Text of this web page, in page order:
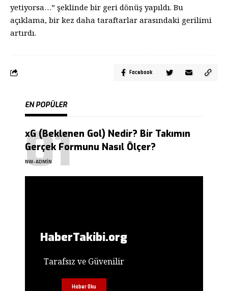
yetiyorsa…” şeklinde bir geri dönüş yapıldı. Bu
açıklama, bir kez daha taraftarlar arasındaki gerilimi
artırdı.
Facebook
EN POPÜLER
xG (Beklenen Gol) Nedir? Bir Takımın
Gerçek Formunu Nasıl Ölçer?
NW-ADMIN
HaberTakibi.org
Tarafsız ve Güvenilir
Haber Oku